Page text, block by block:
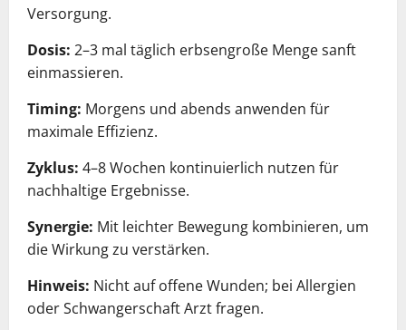
Versorgung.
Dosis: 2–3 mal täglich erbsengroße Menge sanft
einmassieren.
Timing: Morgens und abends anwenden für
maximale Effizienz.
Zyklus: 4–8 Wochen kontinuierlich nutzen für
nachhaltige Ergebnisse.
Synergie: Mit leichter Bewegung kombinieren, um
die Wirkung zu verstärken.
Hinweis: Nicht auf offene Wunden; bei Allergien
oder Schwangerschaft Arzt fragen.